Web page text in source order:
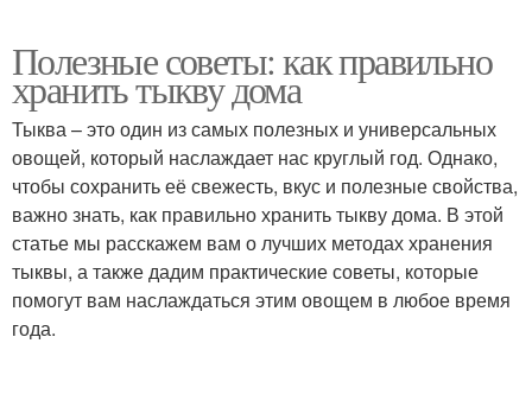
Полезные советы: как правильно
хранить тыкву дома
Тыква – это один из самых полезных и универсальных
овощей, который наслаждает нас круглый год. Однако,
чтобы сохранить её свежесть, вкус и полезные свойства,
важно знать, как правильно хранить тыкву дома. В этой
статье мы расскажем вам о лучших методах хранения
тыквы, а также дадим практические советы, которые
помогут вам наслаждаться этим овощем в любое время
года.